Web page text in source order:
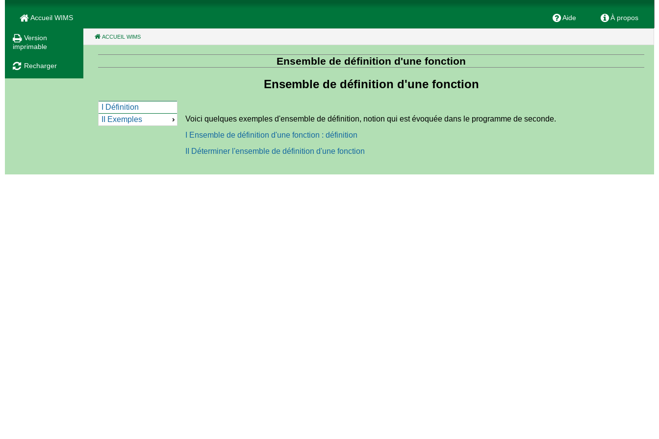
Accueil WIMS Aide À propos
ACCUEIL WIMS
Ensemble de définition d'une fonction
Ensemble de définition d'une fonction
I Définition
II Exemples
Voici quelques exemples d'ensemble de définition, notion qui est évoquée dans le programme de seconde.
I Ensemble de définition d'une fonction : définition
II Déterminer l'ensemble de définition d'une fonction
Version
imprimable
Recharger